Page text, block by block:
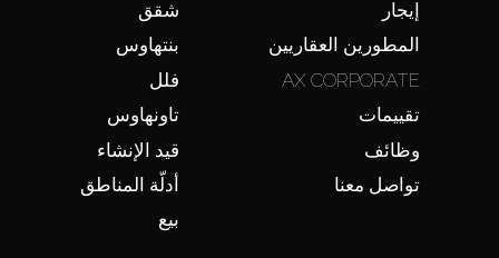
شقق
بنتهاوس
فلل
تاونهاوس
قيد الإنشاء
أدلّة المناطق
بيع
إيجار
المطورين العقاريين
AX CORPORATE
تقييمات
وظائف
تواصل معنا